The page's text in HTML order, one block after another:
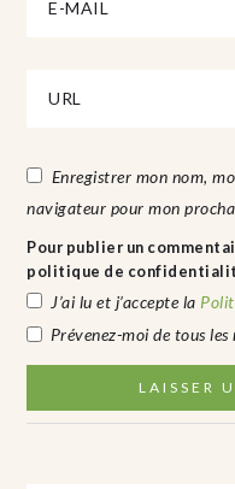
Enregistrer mon nom,
navigateur pour mon
Pour publier un
politique de
J’ai lu et j’accepte la
Prévenez-moi de tous